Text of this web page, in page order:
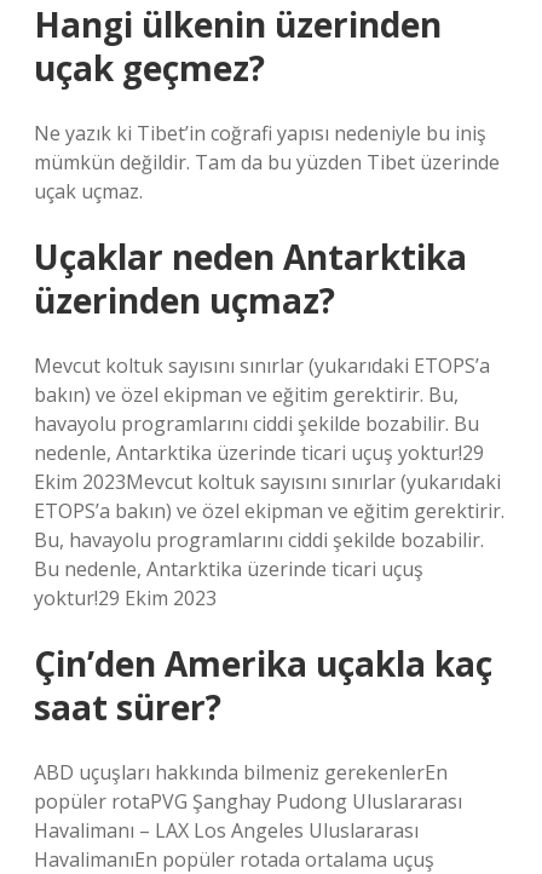
Hangi ülkenin üzerinden
uçak geçmez?
Ne yazık ki Tibet’in coğrafi yapısı nedeniyle bu iniş
mümkün değildir. Tam da bu yüzden Tibet üzerinde
uçak uçmaz.
Uçaklar neden Antarktika
üzerinden uçmaz?
Mevcut koltuk sayısını sınırlar (yukarıdaki ETOPS’a
bakın) ve özel ekipman ve eğitim gerektirir. Bu,
havayolu programlarını ciddi şekilde bozabilir. Bu
nedenle, Antarktika üzerinde ticari uçuş yoktur!29
Ekim 2023Mevcut koltuk sayısını sınırlar (yukarıdaki
ETOPS’a bakın) ve özel ekipman ve eğitim gerektirir.
Bu, havayolu programlarını ciddi şekilde bozabilir.
Bu nedenle, Antarktika üzerinde ticari uçuş
yoktur!29 Ekim 2023
Çin’den Amerika uçakla kaç
saat sürer?
ABD uçuşları hakkında bilmeniz gerekenlerEn
popüler rotaPVG Şanghay Pudong Uluslararası
Havalimanı – LAX Los Angeles Uluslararası
HavalimanıEn popüler rotada ortalama uçuş